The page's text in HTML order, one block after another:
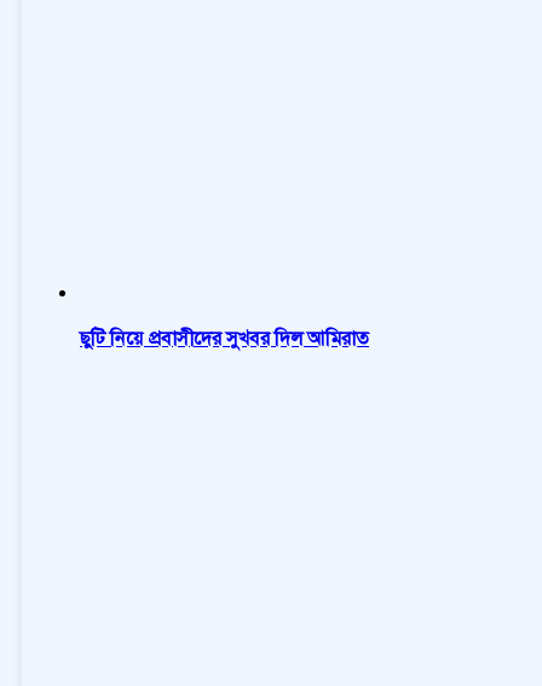
ছুটি নিয়ে প্রবাসীদের সুখবর দিল আমিরাত